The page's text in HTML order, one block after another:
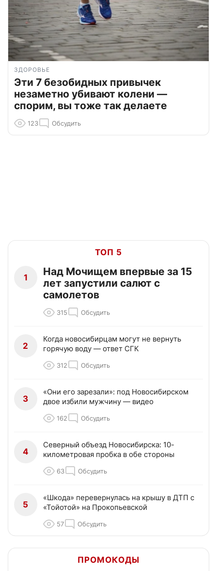
ЗДОРОВЬЕ
Эти 7 безобидных привычек
незаметно убивают колени —
спорим, вы тоже так делаете
123 Обсудить
ТОП 5
1
Над Мочищем впервые за 15
лет запустили салют с
самолетов
315 Обсудить
2
Когда новосибирцам могут не вернуть
горячую воду — ответ СГК
312 Обсудить
3
«Они его зарезали»: под Новосибирском
двое избили мужчину — видео
162 Обсудить
4
Северный объезд Новосибирска: 10-
километровая пробка в обе стороны
63 Обсудить
5
«Шкода» перевернулась на крышу в ДТП с
«Тойотой» на Прокопьевской
57 Обсудить
ПРОМОКОДЫ